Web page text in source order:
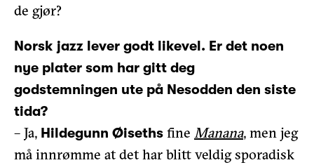
de gjør?
Norsk jazz lever godt likevel. Er det noen
nye plater som har gitt deg
godstemningen ute på Nesodden den siste
tida?
– Ja, Hildegunn Øiseths fine Manana, men jeg
må innrømme at det har blitt veldig sporadisk